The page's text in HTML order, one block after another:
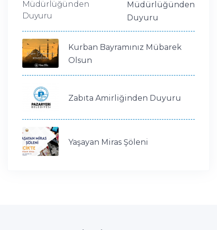
Müdürlüğünden
Duyuru
Kurban Bayramınız Mübarek
Olsun
Zabıta Amirliğinden Duyuru
Yaşayan Miras Şöleni